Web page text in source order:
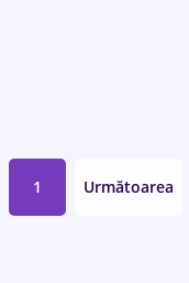
1 Următoarea